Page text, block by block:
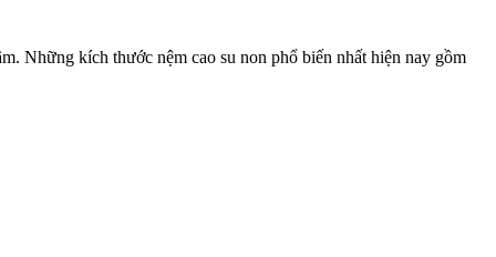
Những kích thước nệm cao su non phổ biến nhất hiện nay gồm